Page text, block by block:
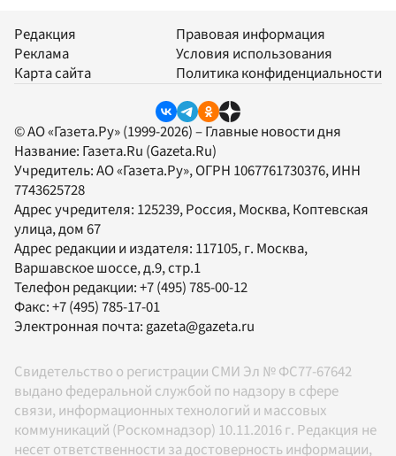
Редакция
Реклама
Карта сайта
Правовая информация
Условия использования
Политика конфиденциальности
© АО «Газета.Ру» (1999-2026) – Главные новости дня
Название: Газета.Ru (Gazeta.Ru)
Учредитель:АО «Газета.Ру», ОГРН 1067761730376, ИНН
7743625728
Адрес учредителя: 125239, Россия, Москва, Коптевская
улица, дом 67
Адрес редакции и издателя: 117105, г. Москва,
Варшавское шоссе, д.9, стр.1
Телефон редакции:+7 (495) 785-00-12
Факс:+7 (495) 785-17-01
Электронная почта:gazeta@gazeta.ru
Свидетельство о регистрации СМИ Эл № ФС77-67642
выдано федеральной службой по надзору в сфере
связи, информационных технологий и массовых
коммуникаций (Роскомнадзор) 10.11.2016 г. Редакция не
несет ответственности за достоверность информации,